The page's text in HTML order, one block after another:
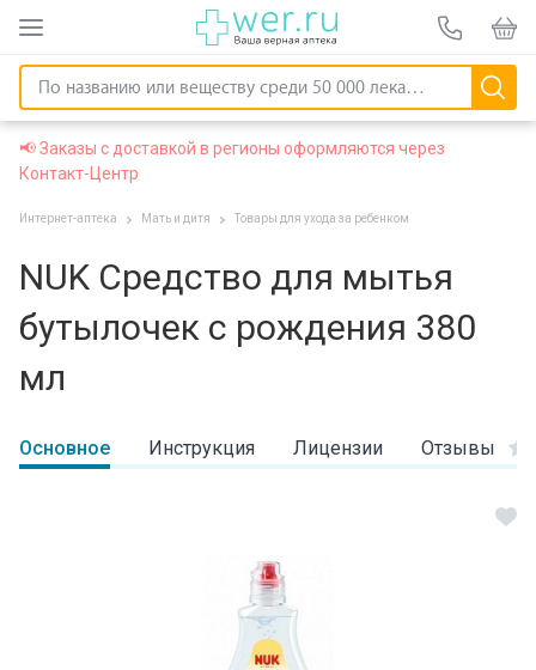
📢 Заказы с доставкой в регионы оформляются через
Контакт-Центр
Интернет-аптека Мать и дитя Товары для ухода за ребенком
NUK Средство для мытья
бутылочек с рождения 380
мл
Основное Инструкция Лицензии Отзывы